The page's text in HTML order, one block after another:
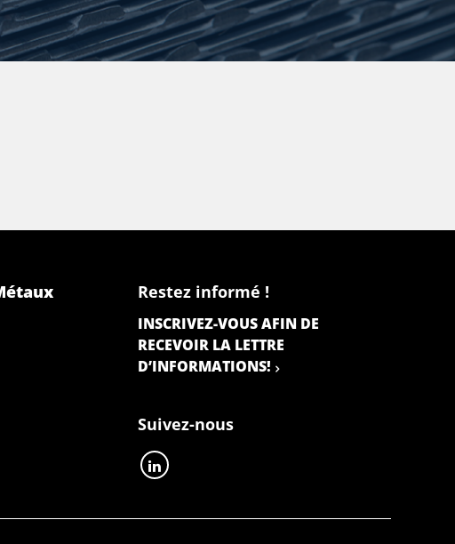
Restez informé !
INSCRIVEZ-VOUS AFIN DE
RECEVOIR LA LETTRE
D’INFORMATIONS!
Suivez-nous